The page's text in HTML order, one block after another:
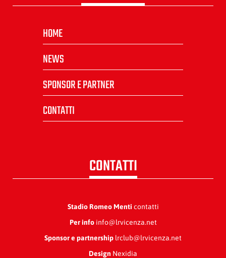
HOME
NEWS
SPONSOR E PARTNER
CONTATTI
CONTATTI
Stadio Romeo Menti contatti
Per infoinfo@lrvicenza.net
Sponsor e partnership lrclub@lrvicenza.net
Design Nexidia